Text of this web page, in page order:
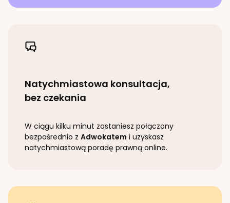
Natychmiastowa konsultacja,
bez czekania
W ciągu kilku minut zostaniesz połączony
bezpośrednio z Adwokatem i uzyskasz
natychmiastową poradę prawną online.